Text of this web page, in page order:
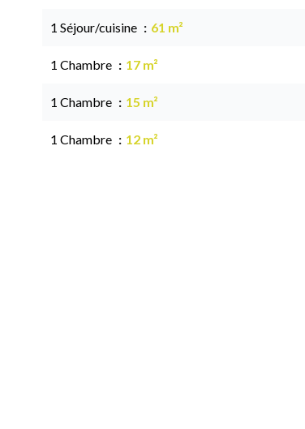
1 Séjour/cuisine 61 m²
1 Chambre 17 m²
1 Chambre 15 m²
1 Chambre 12 m²